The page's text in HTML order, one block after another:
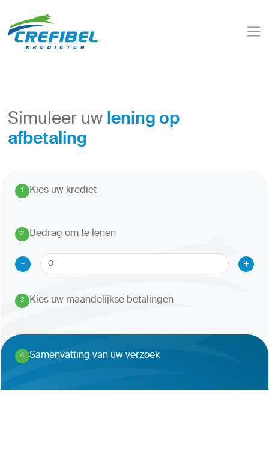
Simuleer uwlening op
afbetaling
1. Kies uw krediet
2
.
Bedrag om te lenen
-
+
3
. Kies uw maandelijkse betalingen
4
. Samenvatting van uw verzoek